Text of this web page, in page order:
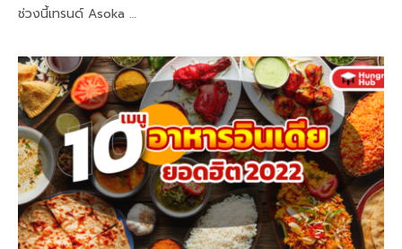
ช่วงนี้เทรนด์ Asoka …